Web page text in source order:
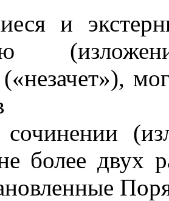
и
(«незачет»),
сочинении
более двух